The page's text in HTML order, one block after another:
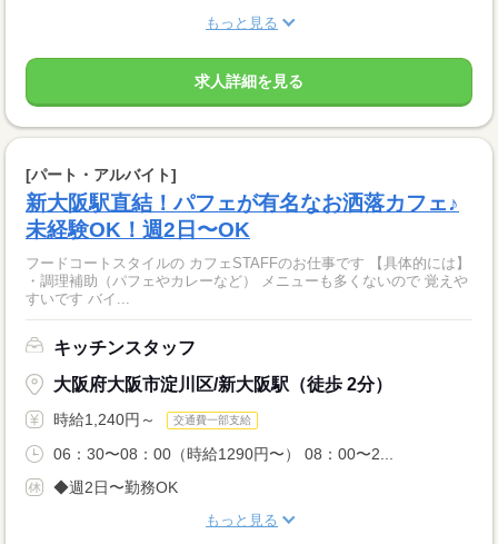
もっと見る
求人詳細を見る
[パート・アルバイト]
新大阪駅直結！パフェが有名なお洒落カフェ♪
未経験OK！週2日〜OK
フードコートスタイルの カフェSTAFFのお仕事です 【具体的には】
・調理補助（パフェやカレーなど） メニューも多くないので 覚えや
すいです バイ...
キッチンスタッフ
大阪府大阪市淀川区/新大阪駅（徒歩 2分）
時給1,240円～ 交通費一部支給
06：30〜08：00（時給1290円〜） 08：00〜2...
◆週2日〜勤務OK
もっと見る